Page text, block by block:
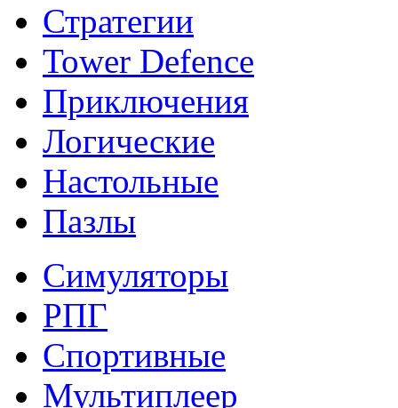
Стратегии
Tower Defence
Приключения
Логические
Настольные
Пазлы
Симуляторы
РПГ
Спортивные
Мультиплеер